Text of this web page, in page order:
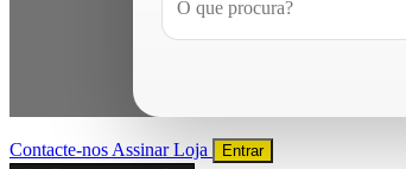
Contacte-nos AssinarLoja Entrar